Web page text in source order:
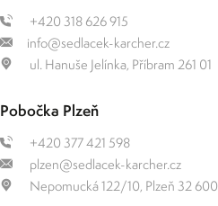
+420 318 626 915
info@sedlacek-karcher.cz
ul. Hanuše Jelínka, Příbram 261 01
Pobočka Plzeň
+420 377 421 598
plzen@sedlacek-karcher.cz
Nepomucká 122/10, Plzeň 32 600